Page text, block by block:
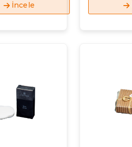
İncele